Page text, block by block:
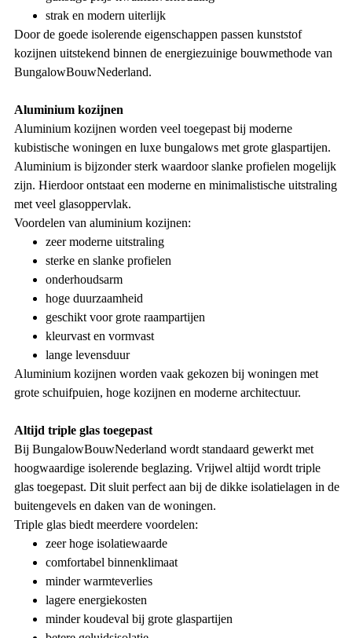
strak en modern uiterlijk
Door de goede isolerende eigenschappen passen kunststof
kozijnen uitstekend binnen de energiezuinige bouwmethode van
BungalowBouwNederland.
Aluminium kozijnen
Aluminium kozijnen worden veel toegepast bij moderne
kubistische woningen en luxe bungalows met grote glaspartijen.
Aluminium is bijzonder sterk waardoor slanke profielen mogelijk
zijn. Hierdoor ontstaat een moderne en minimalistische uitstraling
met veel glasoppervlak.
Voordelen van aluminium kozijnen:
zeer moderne uitstraling
sterke en slanke profielen
onderhoudsarm
hoge duurzaamheid
geschikt voor grote raampartijen
kleurvast en vormvast
lange levensduur
Aluminium kozijnen worden vaak gekozen bij woningen met
grote schuifpuien, hoge kozijnen en moderne architectuur.
Altijd triple glas toegepast
Bij BungalowBouwNederland wordt standaard gewerkt met
hoogwaardige isolerende beglazing. Vrijwel altijd wordt triple
glas toegepast. Dit sluit perfect aan bij de dikke isolatielagen in de
buitengevels en daken van de woningen.
Triple glas biedt meerdere voordelen:
zeer hoge isolatiewaarde
comfortabel binnenklimaat
minder warmteverlies
lagere energiekosten
minder koudeval bij grote glaspartijen